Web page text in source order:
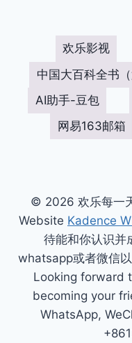
欢乐影视
中国大百科全书（
AI助手-豆包
网易163邮箱
© 2026 欢乐每一
Website Kadence
待能和你认识并
whatsapp或者微信
Looking forward
becoming your
WhatsApp,